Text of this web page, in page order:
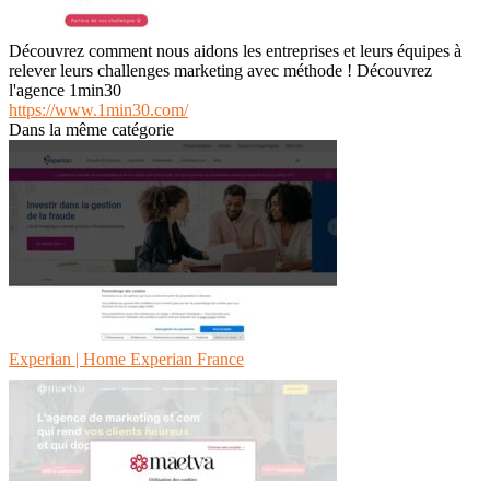
Découvrez comment nous aidons les entreprises et leurs équipes à
relever leurs challenges marketing avec méthode ! Découvrez
l'agence 1min30
https://www.1min30.com/
Dans la même catégorie
Experian | Home Experian France